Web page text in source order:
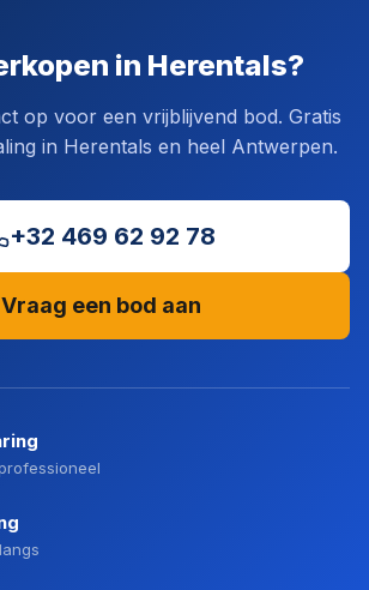
in Herentals?
op voor een vrijblijvend bod. Gratis
in Herentals en heel Antwerpen.
+32 469 62 92 78
Vraag een bod aan